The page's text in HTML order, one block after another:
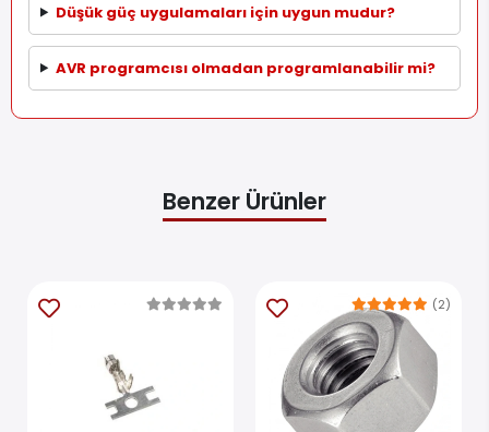
Düşük güç uygulamaları için uygun mudur?
AVR programcısı olmadan programlanabilir mi?
Benzer Ürünler
(2)